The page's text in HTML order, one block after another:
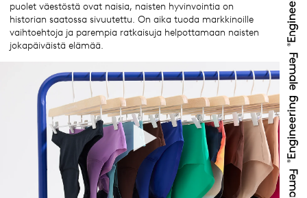
puolet väestöstä ovat naisia, naisten hyvinvointia on
historian saatossa sivuutettu. On aika tuoda markkinoille
vaihtoehtoja ja parempia ratkaisuja helpottamaan naisten
jokapäiväistä elämää.